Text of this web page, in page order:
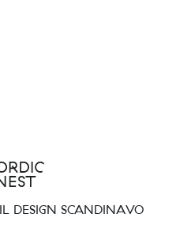
DESIGN SCANDINAVO